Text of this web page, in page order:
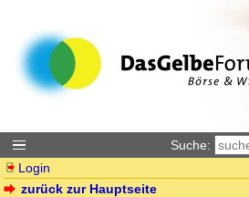
Suche:
Login
zurück zur Hauptseite